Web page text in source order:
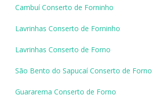
Cambuí Conserto de Forninho
Lavrinhas Conserto de Forninho
Lavrinhas Conserto de Forno
São Bento do Sapucaí Conserto de Forno
Guararema Conserto de Forno